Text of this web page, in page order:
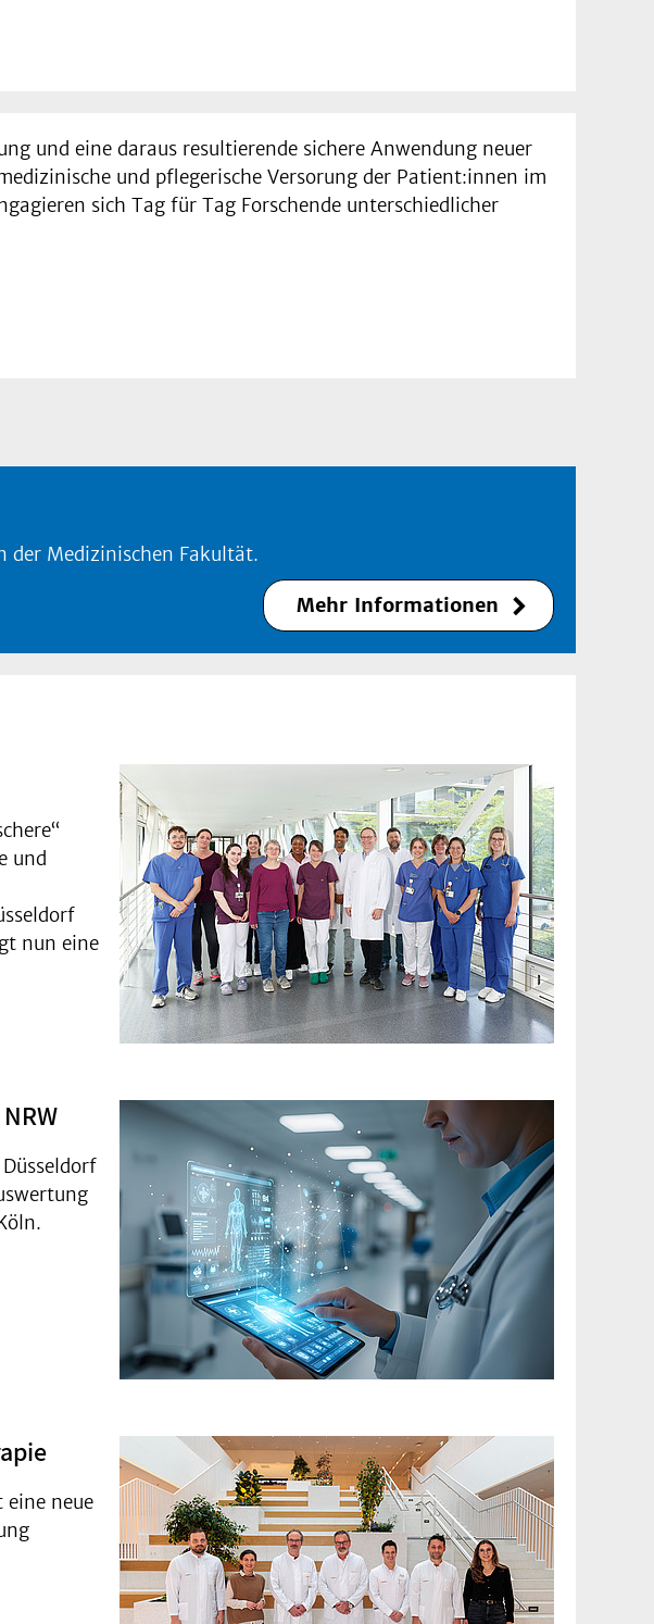
und eine daraus resultierende sichere Anwendung neuer
und pflegerische Versorung der Patient:innen im
sich Tag für Tag Forschende unterschiedlicher
der Medizinischen Fakultät.
Mehr Informationen
und
nun eine
eine neue